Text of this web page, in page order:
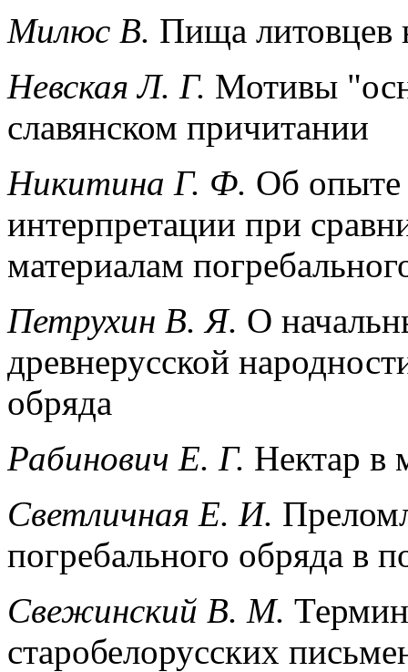
Mилюс В. Пища литовцев
Невская Л. Г. Мотивы
славянском причитании
Никитина Г. Ф. Об опыте
интерпретации при
материалам
Петрухин В. Я. О
древнерусской
обряда
Рабинович Е. Г. Нектар в
Светличная Е. И.
погребального обряда в
Свежинский В. М.
старобелорусских